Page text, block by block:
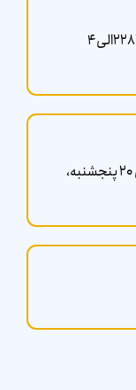
ساعات فعالیت : شنبه تا چهارشنبه : 10 الی 20 پنجشنبه،